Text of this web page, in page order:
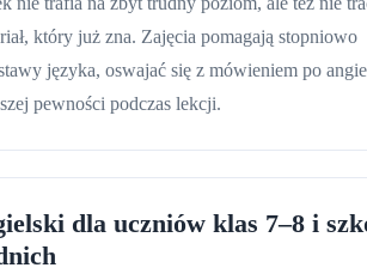
który już zna. Zajęcia pomagają stopniowo
języka, oswajać się z mówieniem po
pewności podczas lekcji.
dla uczniów klas 7–8 i